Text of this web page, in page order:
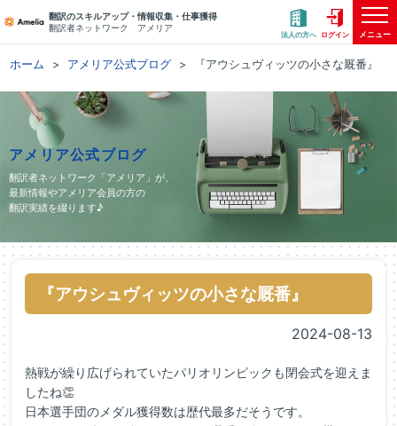
翻訳のスキルアップ・情報収集・仕事獲得
翻訳者ネットワーク アメリア
法人の方へ ログイン メニュー
ホーム アメリア公式ブログ 『アウシュヴィッツの小さな厩番』
アメリア公式ブログ
翻訳者ネットワーク「アメリア」が、
最新情報やアメリア会員の方の
翻訳実績を綴ります♪
『アウシュヴィッツの小さな厩番』
2024-08-13
熱戦が繰り広げられていたパリオリンピックも閉会式を迎えま
したね👏
日本選手団のメダル獲得数は歴代最多だそうです。